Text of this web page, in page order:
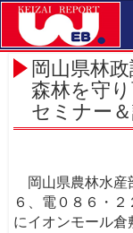
岡山県林
森林を守
セミナー
岡山県農林水産
６、電０８６・２
にイオンモール倉